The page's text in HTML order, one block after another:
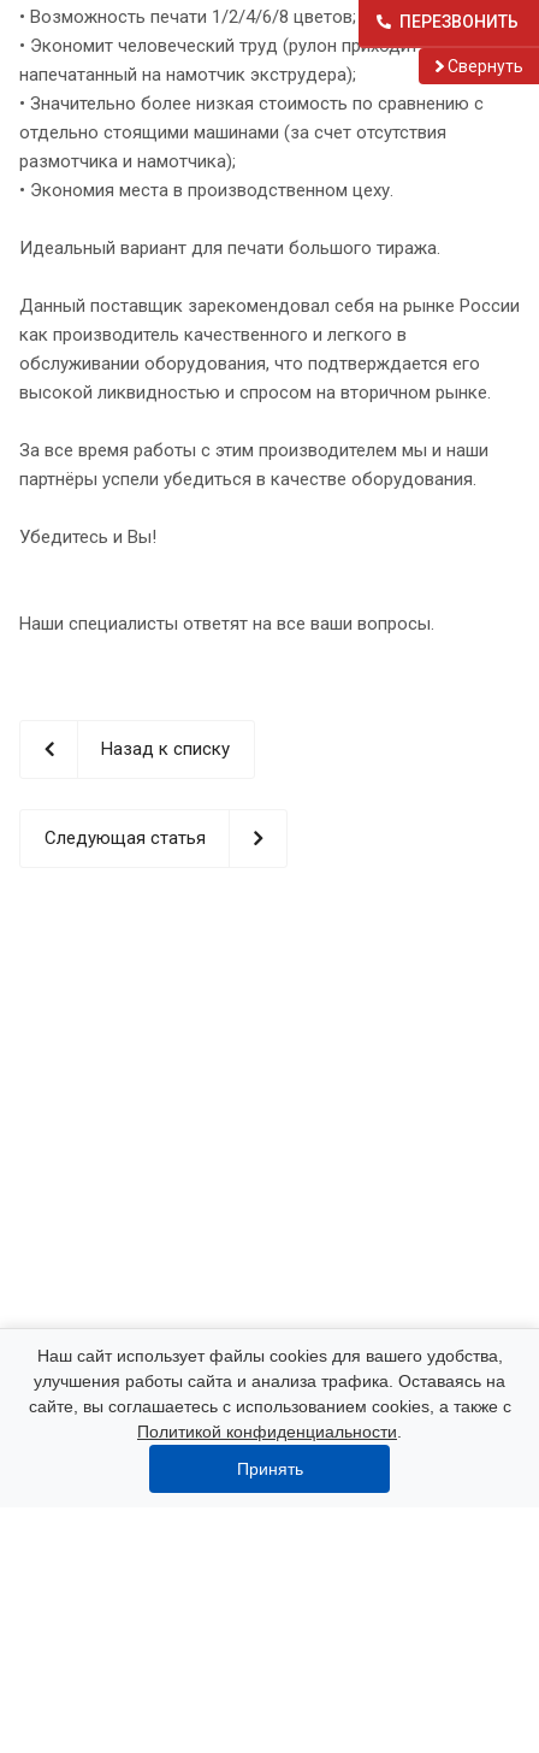
• Возможность печати 1/2/4/6/8 цветов;
• Экономит человеческий труд (рулон приходит
напечатанный на намотчик экструдера);
• Значительно более низкая стоимость по сравнению с
отдельно стоящими машинами (за счет отсутствия
размотчика и намотчика);
• Экономия места в производственном цеху.
Идеальный вариант для печати большого тиража.
Данный поставщик зарекомендовал себя на рынке России
как производитель качественного и легкого в
обслуживании оборудования, что подтверждается его
высокой ликвидностью и спросом на вторичном рынке.
За все время работы с этим производителем мы и наши
партнёры успели убедиться в качестве оборудования.
Убедитесь и Вы!
Наши специалисты ответят на все ваши вопросы.
Назад к списку
Следующая статья
Компания
Каталог
ПЕРЕЗВОНИТЬ
Cвернуть
Наш сайт использует файлы cookies для вашего удобства,
улучшения работы сайта и анализа трафика. Оставаясь на
сайте, вы соглашаетесь с использованием cookies, а также с
Политикой конфиденциальности
Принять